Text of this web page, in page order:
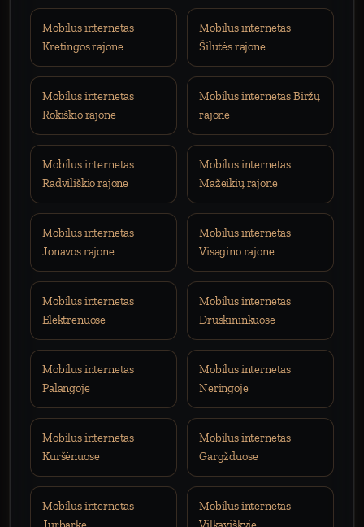
Mobilus internetas
Kretingos rajone
Mobilus internetas
Šilutės rajone
Mobilus internetas
Rokiškio rajone
Mobilus internetas Biržų
rajone
Mobilus internetas
Radviliškio rajone
Mobilus internetas
Mažeikių rajone
Mobilus internetas
Jonavos rajone
Mobilus internetas
Visagino rajone
Mobilus internetas
Elektrėnuose
Mobilus internetas
Druskininkuose
Mobilus internetas
Palangoje
Mobilus internetas
Neringoje
Mobilus internetas
Kuršėnuose
Mobilus internetas
Gargžduose
Mobilus internetas
Mobilus internetas